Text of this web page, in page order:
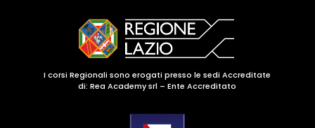
I corsi Regionali sono erogati presso le sedi Accreditate
di: Rea Academy srl – Ente Accreditato